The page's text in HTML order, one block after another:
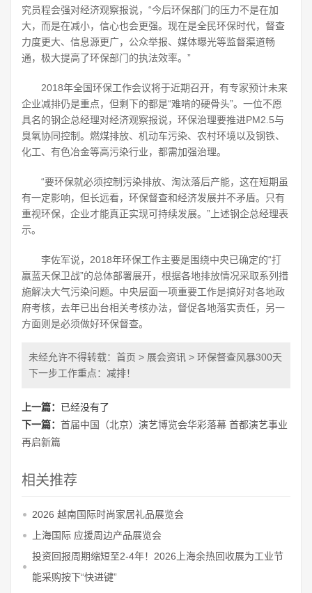
究员程会强对经济观察报说，“今后环保部门的压力不是在加
大，而是在减小，信心也会更强。现在是全民环保时代，督查
力度更大、信息源更广，公众举报、媒体曝光等监督渠道畅
通，极大提高了环保部门的执法效率。”
2018年全国环保工作会议将于近期召开，有专家预计未来
企业减排仍是重点，但剩下的都是“难啃的硬骨头”。一位不愿
具名的钢企总经理对经济观察报说，环保治理要推进PM2.5与
臭氧协同控制。燃煤排放、机动车污染、农村环境以及钢铁、
化工、有色冶金等高污染行业，都需加强治理。
“要环保就必须控制污染排放、淘汰落后产能，这在短期虽
有一定影响，但长远看，环保督查和经济发展并不矛盾。只有
重视环保，企业才能真正实现可持续发展。”上述钢企总经理表
示。
李佐军说，2018年环保工作主要是围绕中央已确定的“打
赢蓝天保卫战”的总体部署展开，根据各地排放情况采取系列措
施解决大气污染问题。中央层面一项重要工作是搞好对各地政
府考核，去年已出台相关考核办法，督促各地落实责任，另一
方面则是必须做好环保督查。
未经允许不得转载： 首页 > 展会资讯 > 环保督查风暴300天
下一步工作重点：减排！
上一篇： 已经没有了
下一篇： 首届中国（北京）演艺博览会华彩落幕 首都演艺事业
再启新篇
相关推荐
2026 越南国际时尚家居礼品展览会
上海国际 应援周边产品展览会
投资回报周期缩短至2-4年！2026上海余热回收展为工业节
能采购按下“快进键”